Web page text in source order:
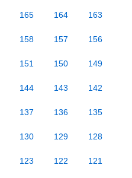
165 164 163
158 157 156
151 150 149
144 143 142
137 136 135
130 129 128
123 122 121